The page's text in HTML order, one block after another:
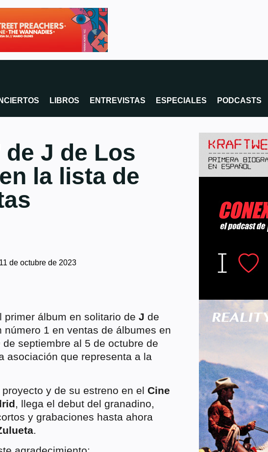
LIBROS ENTREVISTAS ESPECIALES PODCASTS
J de Los
la lista de
11 de octubre de 2023
primer álbum en solitario de J de
número 1 en ventas de álbumes en
septiembre al 5 de octubre de
asociación que representa a la
y de su estreno en el Cine
, llega el debut del granadino,
y grabaciones hasta ahora